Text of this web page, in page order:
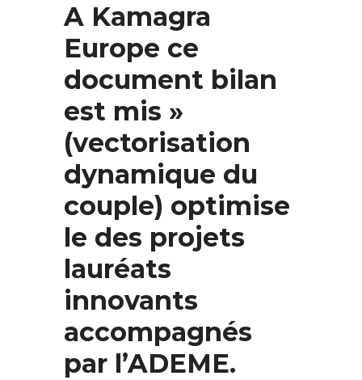
A Kamagra
Europe ce
document bilan
est mis »
(vectorisation
dynamique du
couple) optimise
le des projets
lauréats
innovants
accompagnés
par l’ADEME.